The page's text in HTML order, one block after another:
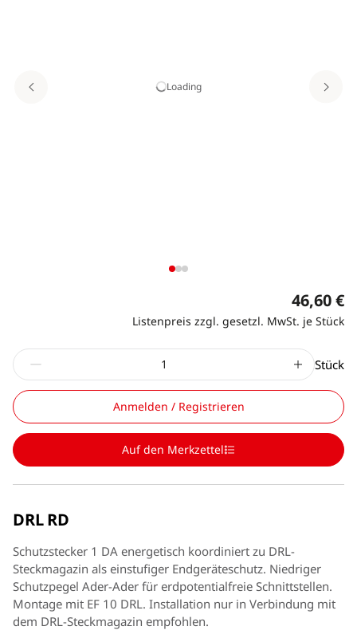
Loading
46,60 €
Listenpreis zzgl. gesetzl. MwSt. je Stück
Stück
Anmelden / Registrieren
Auf den Merkzettel
DRL RD
Schutzstecker 1 DA energetisch koordiniert zu DRL-
Steckmagazin als einstufiger Endgeräteschutz. Niedriger
Schutzpegel Ader-Ader für erdpotentialfreie Schnittstellen.
Montage mit EF 10 DRL. Installation nur in Verbindung mit
dem DRL-Steckmagazin empfohlen.